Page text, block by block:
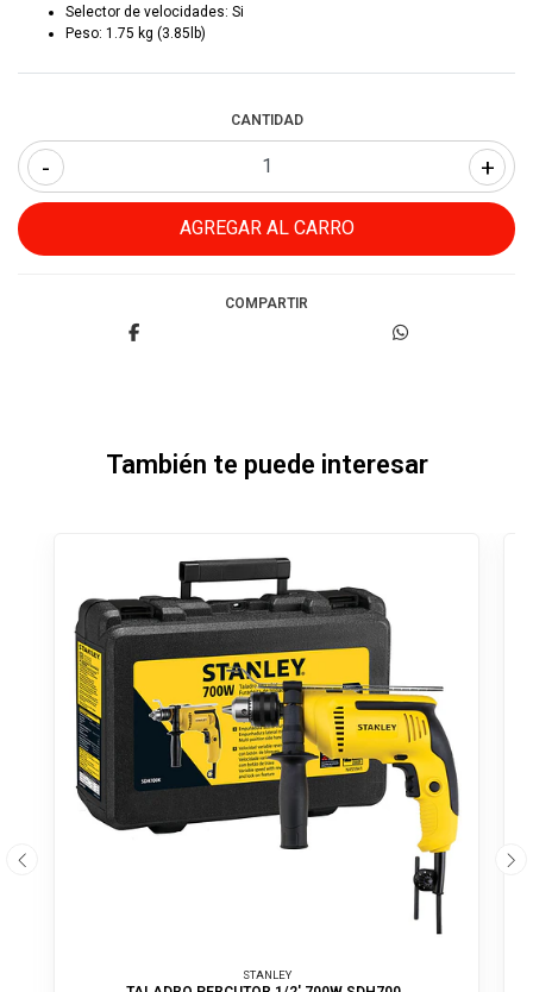
Selector de velocidades: Si
Peso: 1.75 kg (3.85lb)
CANTIDAD
+
-
COMPARTIR
También te puede interesar
STANLEY